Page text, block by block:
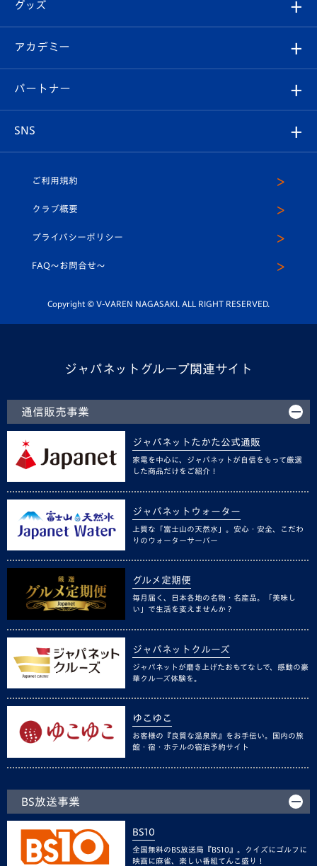
チケット
イベント
メディア
ホームタウン
スタッフプロフィール
マスコット紹介
平和祈念活動
ホームタウン活動
Revive Team
ヴィヴィくんの長崎おもてなしガイド
フォトギャラリー
スタジアムグルメ
V-LOVERS（ファンクラブ）
プレイヤーズスイート
グッズ
オンラインショップ
店舗情報
アカデミー
育成からのお知らせ
U-18
スクール
パートナー
SNS
ヴィヴィくんインスタグラム
公式LINE＠
ご利用規約
クラブ概要
プライバシーポリシー
FAQ〜お問合せ〜
Copyright © V-VAREN NAGASAKI. ALL RIGHT RESERVED.
ジャパネットグループ関連サイト
通信販売事業
ジャパネットたかた公式通販
家電を中心に、ジャパネットが自信をもって厳選
した商品だけをご紹介！
ジャパネットウォーター
上質な「富士山の天然水」。安心・安全、こだわ
りのウォーターサーバー
グルメ定期便
毎月届く、日本各地の名物・名産品。「美味し
い」で生活を変えませんか？
ジャパネットクルーズ
ジャパネットが磨き上げたおもてなしで、感動の豪
華クルーズ体験を。
ゆこゆこ
お客様の『良質な温泉旅』をお手伝い。国内の旅
館・宿・ホテルの宿泊予約サイト
BS放送事業
BS10
全国無料のBS放送局『BS10』。クイズにゴルフに
映画に麻雀、楽しい番組てんこ盛り！